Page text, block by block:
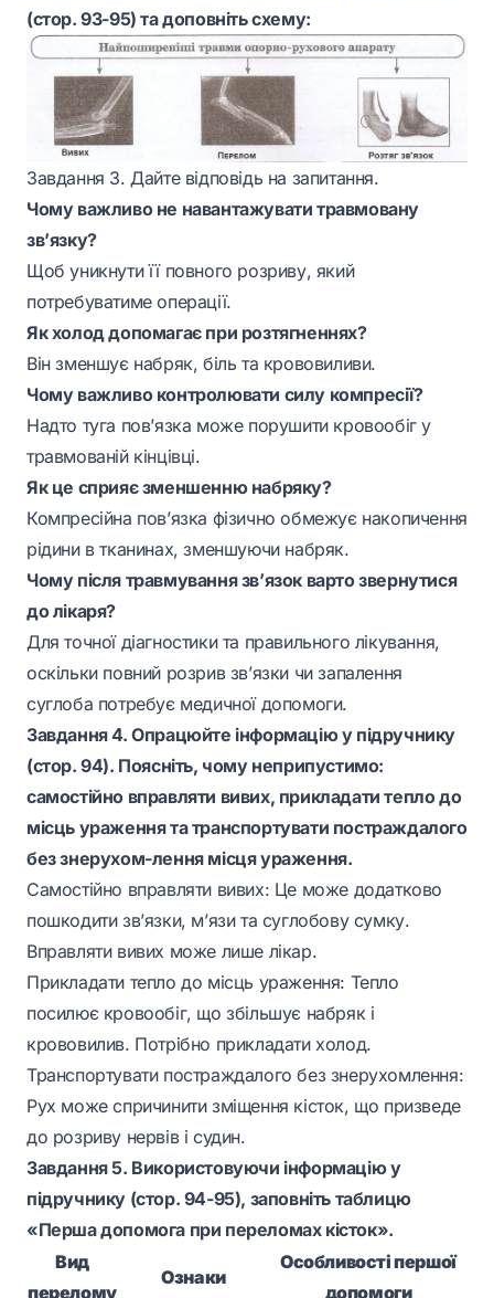
(стор. 93-95) та доповніть схему:
Завдання 3. Дайте відповідь на запитання.
Чому важливо не навантажувати травмовану
зв’язку?
Щоб уникнути її повного розриву, який
потребуватиме операції.
Як холод допомагає при розтягненнях?
Він зменшує набряк, біль та крововиливи.
Чому важливо контролювати силу компресії?
Надто туга пов’язка може порушити кровообіг у
травмованій кінцівці.
Як це сприяє зменшенню набряку?
Компресійна пов’язка фізично обмежує накопичення
рідини в тканинах, зменшуючи набряк.
Чому після травмування зв’язок варто звернутися
до лікаря?
Для точної діагностики та правильного лікування,
оскільки повний розрив зв’язки чи запалення
суглоба потребує медичної допомоги.
Завдання 4. Опрацюйте інформацію у підручнику
(стор. 94). Поясніть, чому неприпустимо:
самостійно вправляти вивих, прикладати тепло до
місць ураження та транспортувати постраждалого
без знерухом-лення місця ураження.
Самостійно вправляти вивих: Це може додатково
пошкодити зв’язки, м’язи та суглобову сумку.
Вправляти вивих може лише лікар.
Прикладати тепло до місць ураження: Тепло
посилює кровообіг, що збільшує набряк і
крововилив. Потрібно прикладати холод.
Транспортувати постраждалого без знерухомлення:
Рух може спричинити зміщення кісток, що призведе
до розриву нервів і судин.
Завдання 5. Використовуючи інформацію у
підручнику (стор. 94-95), заповніть таблицю
«Перша допомога при переломах кісток».
Вид
перелому
Ознаки
Особливості першої
допомоги